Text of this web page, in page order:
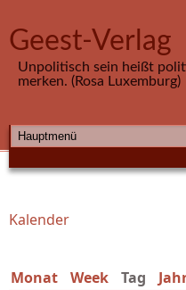
Geest-Verlag
Unpolitisch sein heißt
merken. (Rosa Luxemburg)
HAUPTMENÜ
Sie sind hier
Kalender
Monat Week Tag